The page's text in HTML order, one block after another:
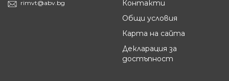
rimvt@abv.bg
Контакти
Общи условия
Карта на сайта
Декларация за
достъпност